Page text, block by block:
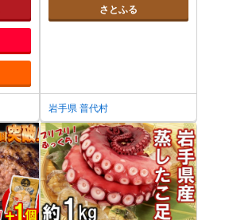
品] 三陸 雲丹 海鮮 瓶詰め
おつまみ おかず 酒の肴 ご
さとふる
岩手県 普代村